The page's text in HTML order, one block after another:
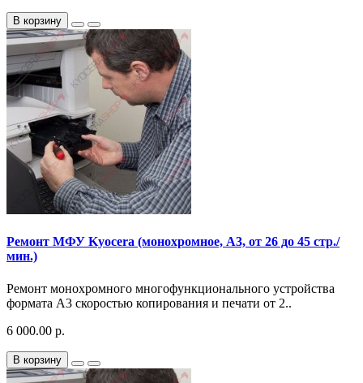
В корзину
Ремонт МФУ Kyocera (монохромное, A3, от 26 до 45 стр./
мин.)
Ремонт монохромного многофункционального устройства
формата A3 скоростью копирования и печати от 2..
6 000.00 р.
В корзину